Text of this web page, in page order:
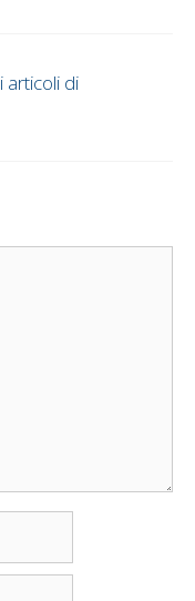
articoli di